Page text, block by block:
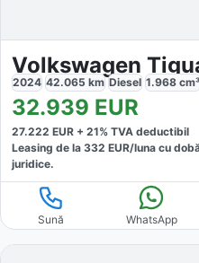
Volkswagen
2024 42.065 km Diesel 1.968 cm³
32.939 EUR
27.222 EUR + 21% TVA deductibil
Leasing de la 332 EUR/luna cu
juridice.
Sună WhatsApp